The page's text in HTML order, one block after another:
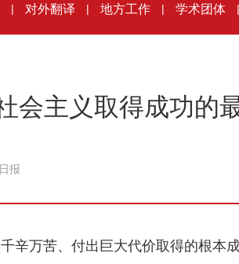
| 对外翻译 | 地方工作 | 学术团体 |
会主义取得成功的
报
辛万苦、付出巨大代价取得的根本